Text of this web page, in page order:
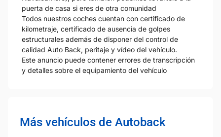
puerta de casa si eres de otra comunidad
Todos nuestros coches cuentan con certificado de
kilometraje, certificado de ausencia de golpes
estructurales además de disponer del control de
calidad Auto Back, peritaje y vídeo del vehículo.
Este anuncio puede contener errores de transcripción
y detalles sobre el equipamiento del vehículo
Más vehículos de Autoback